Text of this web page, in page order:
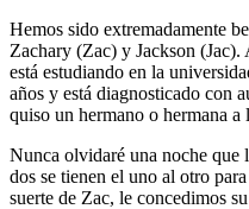
Hemos sido extremadamente
Zachary (Zac) y Jackson
está estudiando en la
años y está diagnosticado con
quiso un hermano o hermana a
Nunca olvidaré una noche que
dos se tienen el uno al otro
suerte de Zac, le concedimos